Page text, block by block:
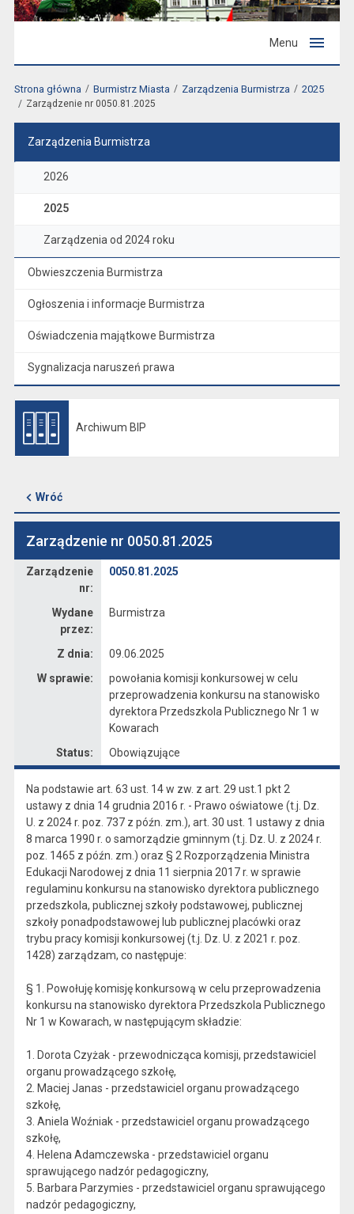
Menu
Strona główna Burmistrz Miasta Zarządzenia Burmistrza 2025
Zarządzenie nr 0050.81.2025
Zarządzenia Burmistrza
2026
2025
Zarządzenia od 2024 roku
Obwieszczenia Burmistrza
Ogłoszenia i informacje Burmistrza
Oświadczenia majątkowe Burmistrza
Sygnalizacja naruszeń prawa
Archiwum BIP
Wróć
Zarządzenie nr 0050.81.2025
Zarządzenie
nr:
0050.81.2025
Wydane
przez:
Burmistrza
Z dnia:
09.06.2025
W sprawie:
powołania komisji konkursowej w celu
przeprowadzenia konkursu na stanowisko
dyrektora Przedszkola Publicznego Nr 1 w
Kowarach
Status:
Obowiązujące
Na podstawie art. 63 ust. 14 w zw. z art. 29 ust.1 pkt 2
ustawy z dnia 14 grudnia 2016 r. - Prawo oświatowe (t.j. Dz.
U. z 2024 r. poz. 737 z późn. zm.), art. 30 ust. 1 ustawy z dnia
8 marca 1990 r. o samorządzie gminnym (t.j. Dz. U. z 2024 r.
poz. 1465 z późn. zm.) oraz § 2 Rozporządzenia Ministra
Edukacji Narodowej z dnia 11 sierpnia 2017 r. w sprawie
regulaminu konkursu na stanowisko dyrektora publicznego
przedszkola, publicznej szkoły podstawowej, publicznej
szkoły ponadpodstawowej lub publicznej placówki oraz
trybu pracy komisji konkursowej (t.j. Dz. U. z 2021 r. poz.
1428) zarządzam, co następuje:
§ 1. Powołuję komisję konkursową w celu przeprowadzenia
konkursu na stanowisko dyrektora Przedszkola Publicznego
Nr 1 w Kowarach, w następującym składzie:
1. Dorota Czyżak - przewodnicząca komisji, przedstawiciel
organu prowadzącego szkołę,
2. Maciej Janas - przedstawiciel organu prowadzącego
szkołę,
3. Aniela Woźniak - przedstawiciel organu prowadzącego
szkołę,
4. Helena Adamczewska - przedstawiciel organu
sprawującego nadzór pedagogiczny,
5. Barbara Parzymies - przedstawiciel organu sprawującego
nadzór pedagogiczny,